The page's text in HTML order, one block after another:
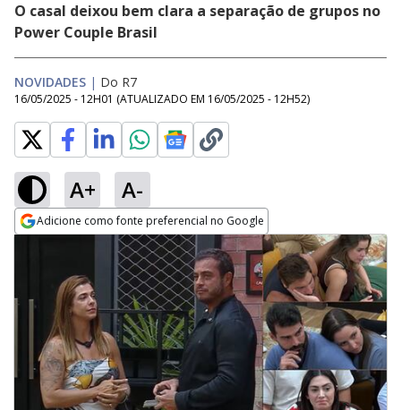
O casal deixou bem clara a separação de grupos no
Power Couple Brasil
NOVIDADES | Do R7
16/05/2025 - 12H01 (ATUALIZADO EM 16/05/2025 - 12H52)
A+ A-
Adicione como fonte preferencial no Google
Opens in new window